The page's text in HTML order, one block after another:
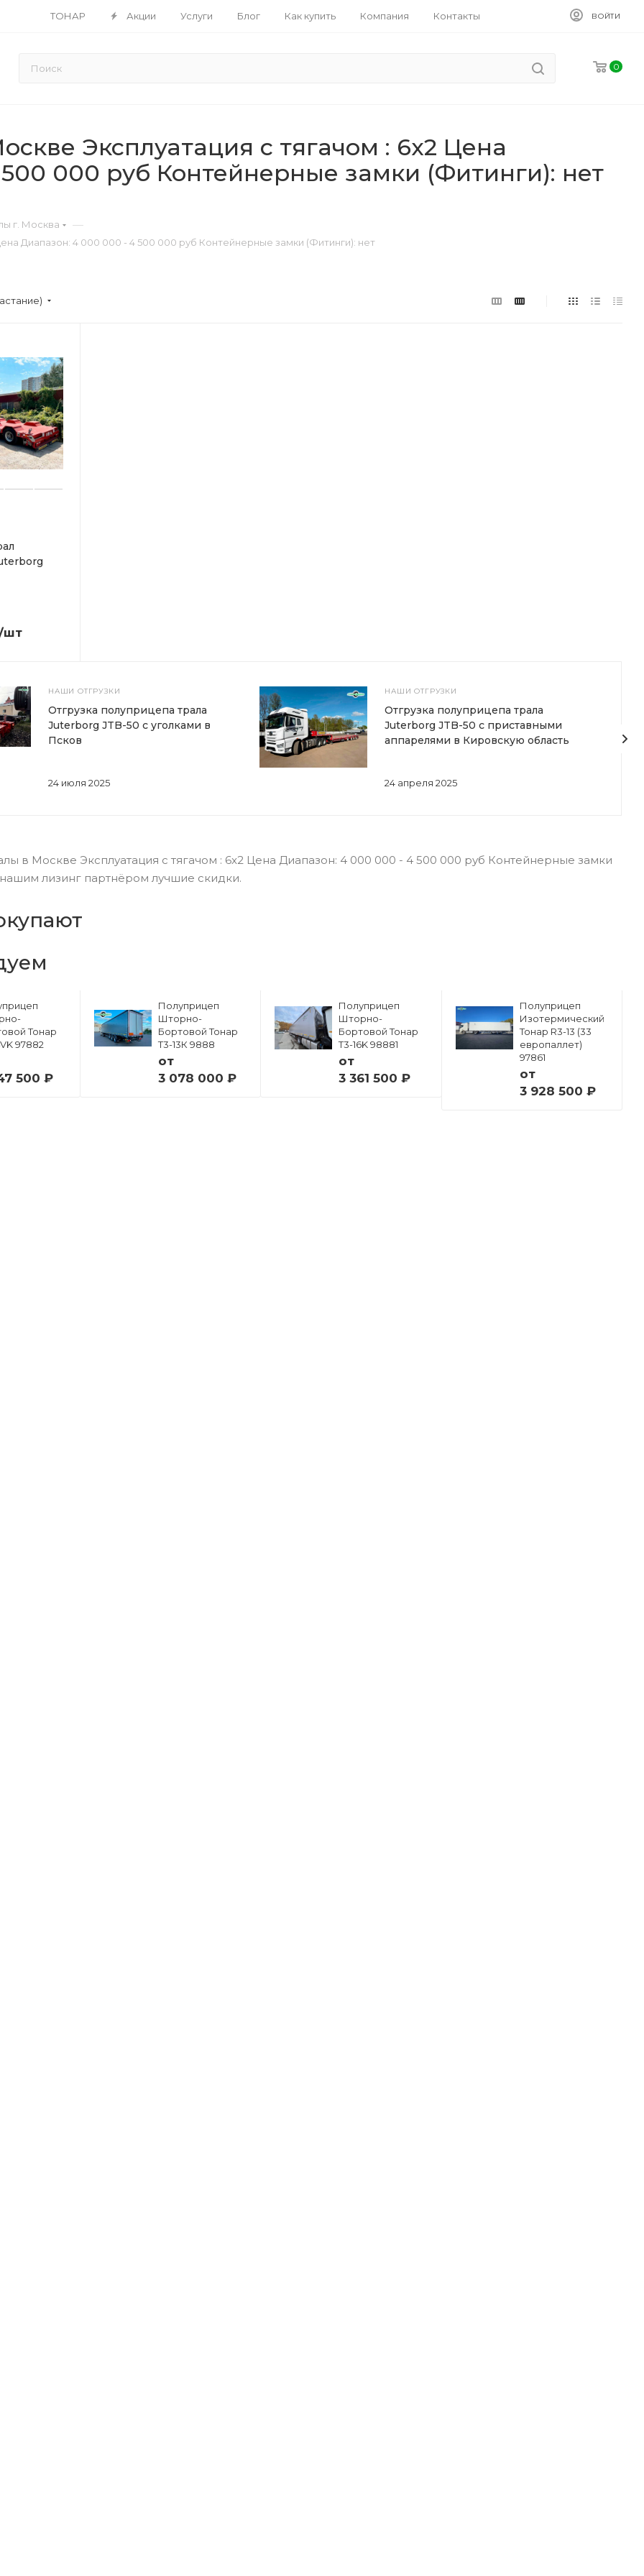
ТОНАР Акции Услуги Блог Как купить Компания Контакты ВОЙТИ
0
Эксплуатация с тягачом : 6x2 Цена
000 руб Контейнерные замки (Фитинги): нет
г. Москва —
Диапазон: 4 000 000 - 4 500 000 руб Контейнерные замки (Фитинги): нет
шт
НАШИ ОТГРУЗКИ
24 июля 2025
Отгрузка полуприцепа трала
Juterborg JTB-50 с уголками в
Псков
НАШИ ОТГРУЗКИ
24 апреля 2025
Отгрузка полуприцепа трала
Juterborg JTB-50 с приставными
аппарелями в Кировскую область
в Москве Эксплуатация с тягачом : 6x2 Цена Диапазон: 4 000 000 - 4 500 000 руб Контейнерные замки
лизинг партнёром лучшие скидки.
Тонар
97882
500 ₽
Полуприцеп
Шторно-
Бортовой Тонар
Т3-13К 9888
от
3 078 000 ₽
Полуприцеп
Шторно-
Бортовой Тонар
Т3-16K 98881
от
3 361 500 ₽
Полуприцеп
Изотермический
Тонар R3-13 (33
европаллет)
97861
от
3 928 500 ₽